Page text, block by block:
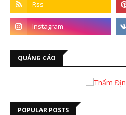
QUẢNG CÁO
POPULAR POSTS